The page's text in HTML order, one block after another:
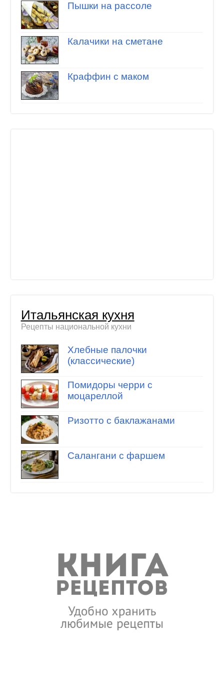
Пышки на рассоле
Калачики на сметане
Краффин с маком
Итальянская кухня
Рецепты национальной кухни
Хлебные палочки
(классические)
Помидоры черри с
моцареллой
Ризотто с баклажанами
Салангани с фаршем